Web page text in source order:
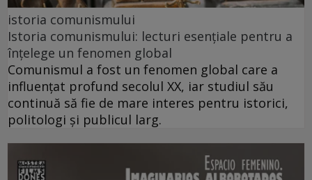
istoria comunismului
Istoria comunismului: lecturi esențiale pentru a
înțelege un fenomen global
Comunismul a fost un fenomen global care a
influențat profund secolul XX, iar studiul său
continuă să fie de mare interes pentru istorici,
politologi și publicul larg.